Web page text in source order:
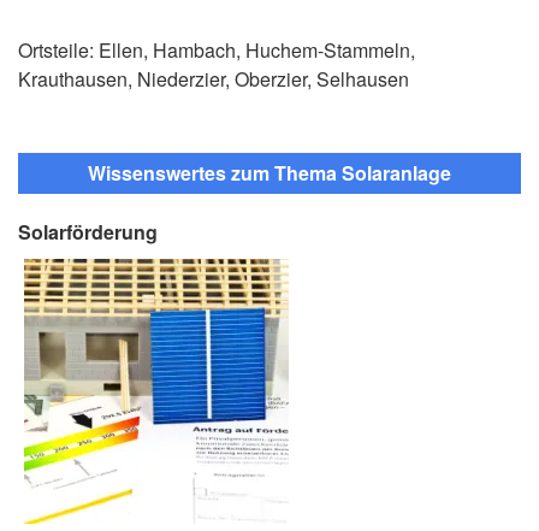
Ortsteile: Ellen, Hambach, Huchem-Stammeln,
Krauthausen, Niederzier, Oberzier, Selhausen
Wissenswertes zum Thema Solaranlage
Solarförderung